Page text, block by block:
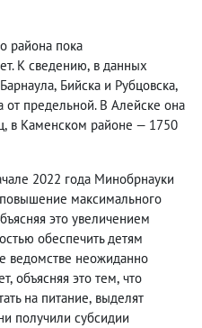
района пока
К сведению, в данных
, Бийска и Рубцовска,
от предельной. В Алейске она
, в Каменском районе — 1750
2022 года Минобрнауки
максимального
это увеличением
обеспечить детям
ведомстве неожиданно
, объясняя это тем, что
на питание, выделят
получили субсидии